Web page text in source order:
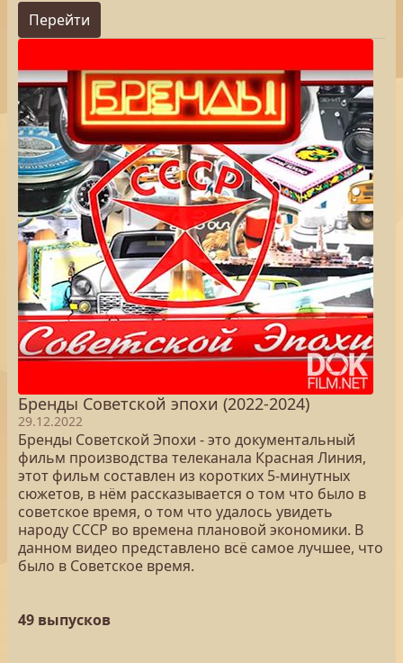
Перейти
Бренды Советской эпохи (2022-2024)
29.12.2022
Бренды Советской Эпохи - это документальный
фильм производства телеканала Красная Линия,
этот фильм составлен из коротких 5-минутных
сюжетов, в нём рассказывается о том что было в
советское время, о том что удалось увидеть
народу СССР во времена плановой экономики. В
данном видео представлено всё самое лучшее, что
было в Советское время.
49 выпусков